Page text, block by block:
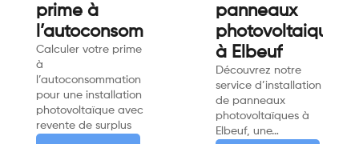
prime à
l’autoconsommation
Calculer votre prime
à
l’autoconsommation
pour une installation
photovoltaïque avec
revente de surplus
panneaux
photovoltaiques
à Elbeuf
Découvrez notre
service d’installation
de panneaux
photovoltaïques à
Elbeuf, une…